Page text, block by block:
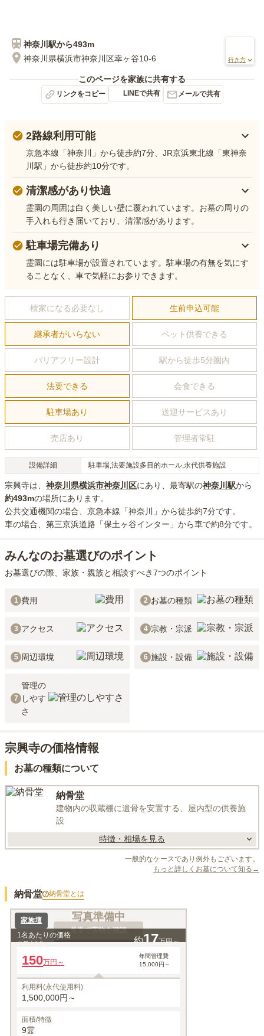
神奈川 駅から493m
神奈川県横浜市神奈川区幸ヶ谷10-6
行き方
このページを家族に共有する
リンクをコピー LINEで共有 メールで共有
2路線利用可能
京急本線「神奈川」から徒歩約7分、JR京浜東北線「東神奈
川駅」から徒歩約10分です。
清潔感があり快適
霊園の周囲は白く美しい壁に覆われています。お墓の周りの
手入れも行き届いており、清潔感があります。
駐車場完備あり
霊園には駐車場が設置されています。駐車場の有無を気にす
ることなく、車で気軽にお参りできます。
檀家になる必要なし 生前申込可能
継承者がいらない ペット供養できる
バリアフリー設計 駅から徒歩5分圏内
法要できる 会食できる
駐車場あり 送迎サービスあり
売店あり 管理者常駐
設備詳細 駐車場,法要施設多目的ホール,永代供養施設
宗興寺は、 神奈川県横浜市神奈川区にあり 、最寄駅の神奈川 駅から
約493mの場所にあり ます。
公共交通機関の場合 、京急本線「神奈川」から徒歩約7分です。
車の場合 、第三京浜道路「保土ヶ谷インター」から車で約8分です。
みんなのお墓選びのポイント
お墓選びの際、家族・親族と相談すべき7つのポイント
1 費用 2 お墓の種類
3 アクセス 4 宗教・宗派
5 周辺環境 6 施設・設備
7
管理の
しやす
さ
宗興寺の価格情報
お墓の種類について
納骨堂
建物内の収蔵棚に遺骨を安置する、屋内型の供養施
設
特徴・相場を見る
一般的なケースであり例外もございます。
もっと詳しくお墓について知る→
納骨堂 納骨堂とは
写真準備中
見学で実物を確認
家族壇
1名あたりの価格
※最大9名 約17万円～
150万円～
年間管理費
15,000円～
利用料(永代使用料)
1,500,000円～
面積/特徴
9霊